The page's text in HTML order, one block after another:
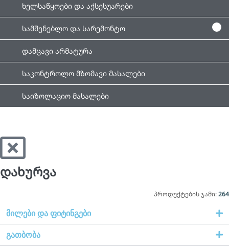
ხელსაწყოები და აქსესუარები
სამშენებლო და სარემონტო
დამცავი არმატურა
საკონტროლო მზომავი მასალები
საიზოლაციო მასალები
დახურვა
პროდუქტების ჯამი:264
მილები და ფიტინგები
გათბობა